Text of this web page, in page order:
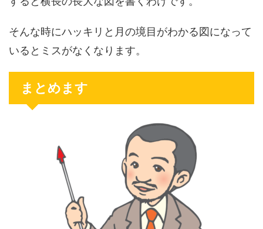
そんな時にハッキリと月の境目がわかる図になって
いるとミスがなくなります。
まとめます